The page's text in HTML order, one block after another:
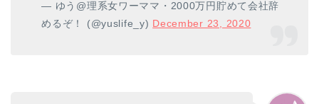
— ゆう@理系女ワーママ・2000万円貯めて会社辞
めるぞ！ (@yuslife_y) December 23, 2020